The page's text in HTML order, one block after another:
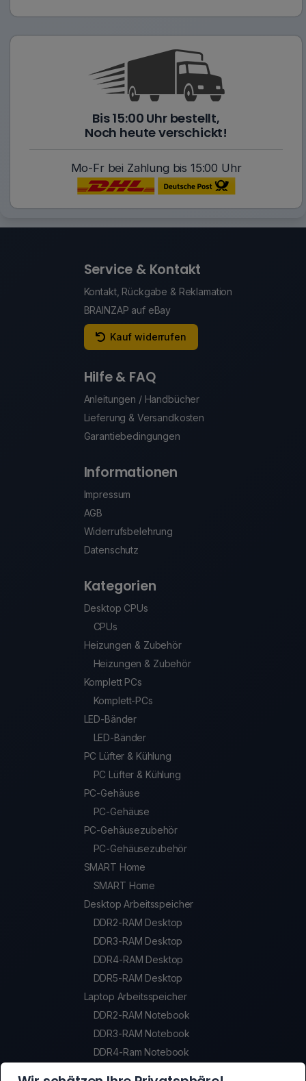
Bis 15:00 Uhr bestellt,
Noch heute verschickt!
Mo-Fr bei Zahlung bis 15:00 Uhr
Service & Kontakt
Kontakt, Rückgabe & Reklamation
BRAINZAP auf eBay
Kauf widerrufen
Hilfe & FAQ
Anleitungen / Handbücher
Lieferung & Versandkosten
Garantiebedingungen
Informationen
Impressum
AGB
Widerrufsbelehrung
Datenschutz
Kategorien
Desktop CPUs
CPUs
Heizungen & Zubehör
Heizungen & Zubehör
Komplett PCs
Komplett-PCs
LED-Bänder
LED-Bänder
PC Lüfter & Kühlung
PC Lüfter & Kühlung
PC-Gehäuse
PC-Gehäuse
PC-Gehäusezubehör
PC-Gehäusezubehör
SMART Home
SMART Home
Desktop Arbeitsspeicher
DDR2-RAM Desktop
DDR3-RAM Desktop
DDR4-RAM Desktop
DDR5-RAM Desktop
Laptop Arbeitsspeicher
DDR2-RAM Notebook
DDR3-RAM Notebook
DDR4-Ram Notebook